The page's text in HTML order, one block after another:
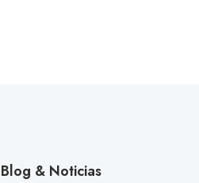
Blog & Noticias